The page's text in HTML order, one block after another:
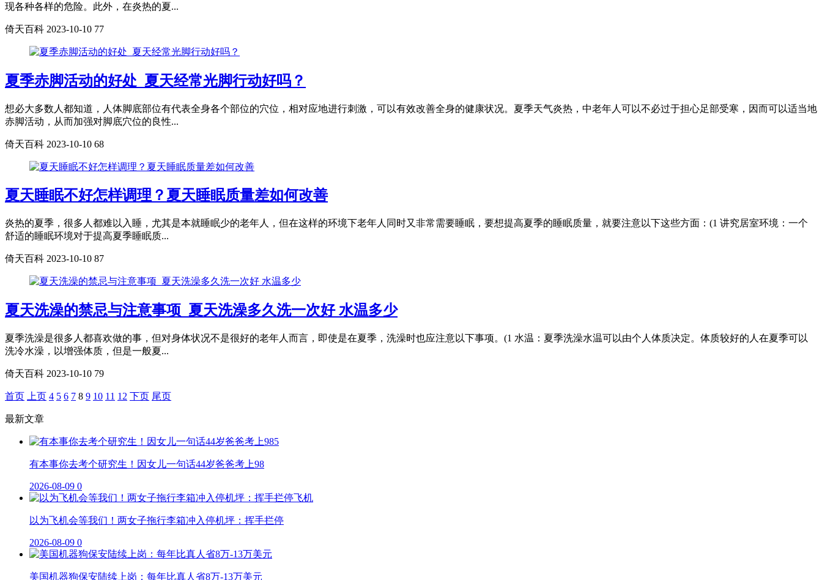
现各种各样的危险。此外，在炎热的夏...
倚天百科 2023-10-10 77
夏季赤脚活动的好处_夏天经常光脚行动好吗？
想必大多数人都知道，人体脚底部位有代表全身各个部位的穴位，相对应地进行刺激，可以有效改善全身的健康状况。夏季天气炎热，中老年人可以不必过于担心足部受寒，因而可以适当地
赤脚活动，从而加强对脚底穴位的良性...
倚天百科 2023-10-10 68
夏天睡眠不好怎样调理？夏天睡眠质量差如何改善
炎热的夏季，很多人都难以入睡，尤其是本就睡眠少的老年人，但在这样的环境下老年人同时又非常需要睡眠，要想提高夏季的睡眠质量，就要注意以下这些方面：(1 讲究居室环境：一个
舒适的睡眠环境对于提高夏季睡眠质...
倚天百科 2023-10-10 87
夏天洗澡的禁忌与注意事项_夏天洗澡多久洗一次好 水温多少
夏季洗澡是很多人都喜欢做的事，但对身体状况不是很好的老年人而言，即使是在夏季，洗澡时也应注意以下事项。(1 水温：夏季洗澡水温可以由个人体质决定。体质较好的人在夏季可以
洗冷水澡，以增强体质，但是一般夏...
倚天百科 2023-10-10 79
首页 上页 4 5 6 7 8 9 10 11 12 下页 尾页
最新文章
有本事你去考个研究生！因女儿一句话44岁爸爸考上98
2026-08-09 0
以为飞机会等我们！两女子拖行李箱冲入停机坪：挥手拦停
2026-08-09 0
美国机器狗保安陆续上岗：每年比真人省8万-13万美元